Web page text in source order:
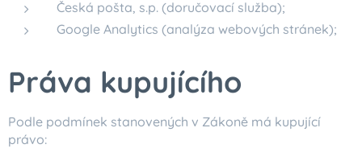
Česká pošta, s.p. (doručovací služba);
Google Analytics (analýza webových stránek);
Práva kupujícího
Podle podmínek stanovených v Zákoně má kupující
právo: